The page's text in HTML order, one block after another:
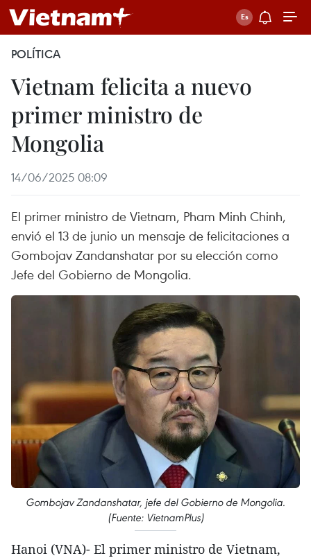
POLÍTICA
Vietnam felicita a nuevo
primer ministro de
Mongolia
14/06/2025 08:09
El primer ministro de Vietnam, Pham Minh Chinh,
envió el 13 de junio un mensaje de felicitaciones a
Gombojav Zandanshatar por su elección como
Jefe del Gobierno de Mongolia.
Gombojav Zandanshatar, jefe del Gobierno de Mongolia.
(Fuente: VietnamPlus)
Hanoi (VNA)- El primer ministro de Vietnam,